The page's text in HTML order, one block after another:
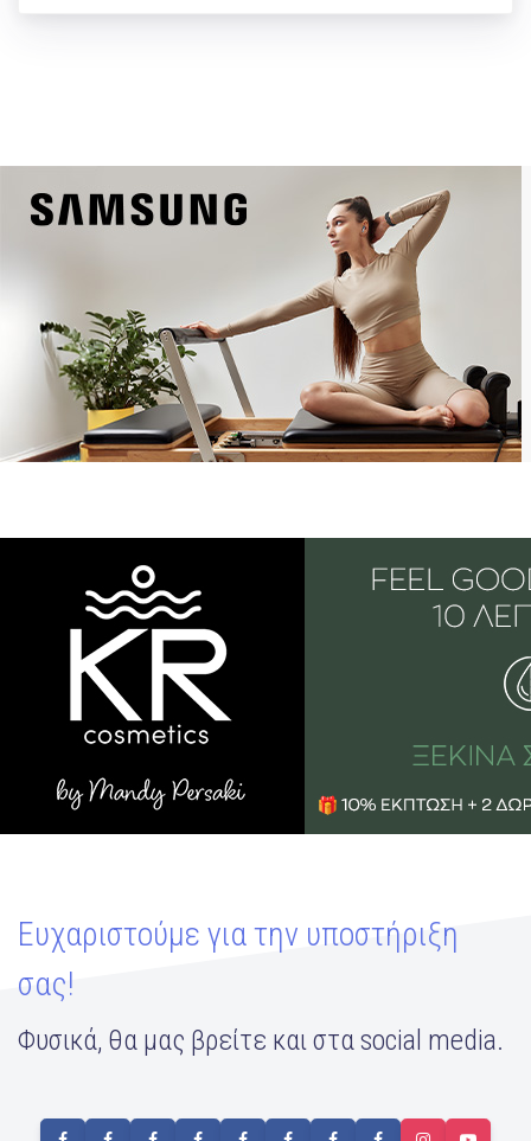
Ευχαριστούμε για την υποστήριξη
σας!
Φυσικά, θα μας βρείτε και στα social media.